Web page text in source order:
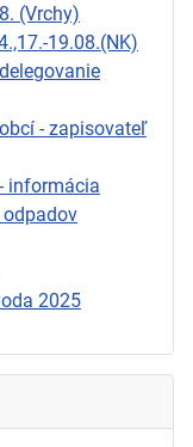
(Vrchy)
19.08.(NK)
- zapisovateľ
informácia
2025